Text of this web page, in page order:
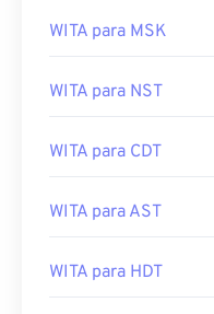
WITA para MSK
WITA para NST
WITA para CDT
WITA para AST
WITA para HDT